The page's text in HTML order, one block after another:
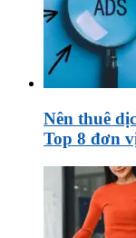
Nên thuê
Top 8 đơn